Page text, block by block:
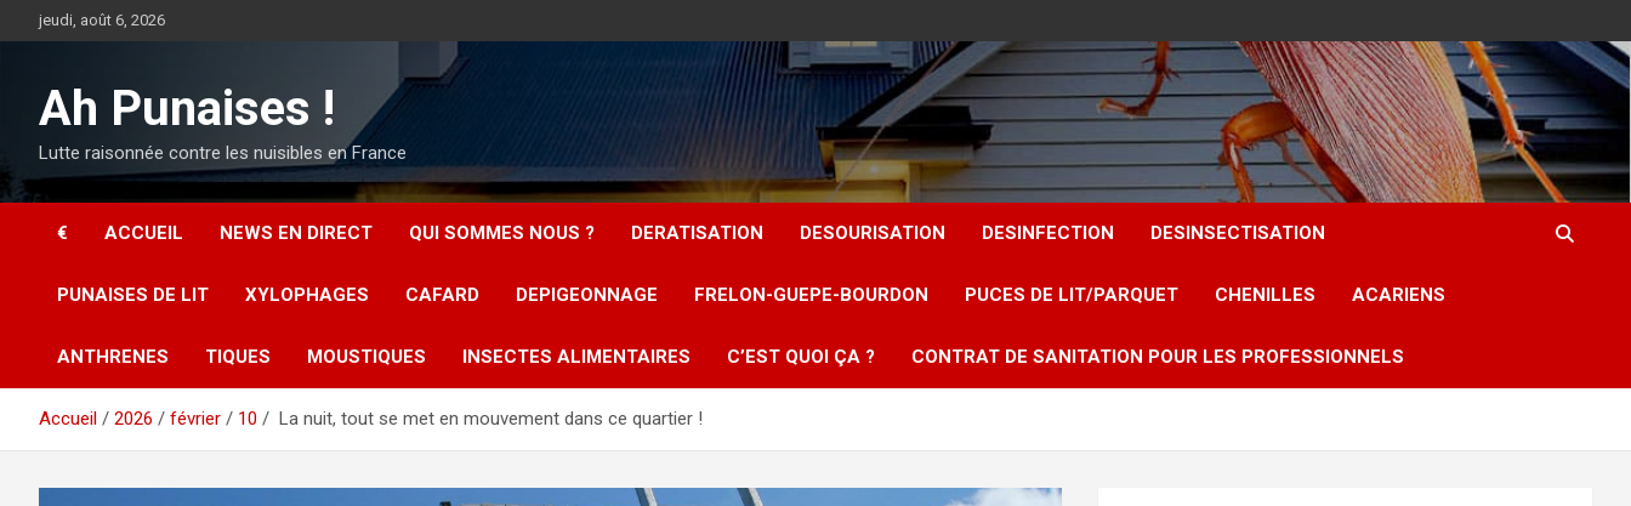
au
jeudi, août 6, 2026
Ah Punaises !
Lutte raisonnée contre les nuisibles en France
€ ACCUEIL NEWS EN DIRECT QUI SOMMES NOUS ? DERATISATION DESOURISATION DESINFECTION DESINSECTISATION
PUNAISES DE LIT XYLOPHAGES CAFARD DEPIGEONNAGE FRELON-GUEPE-BOURDON PUCES DE LIT/PARQUET CHENILLES ACARIENS
ANTHRENES TIQUES MOUSTIQUES INSECTES ALIMENTAIRES C’EST QUOI ÇA ? CONTRAT DE SANITATION POUR LES PROFESSIONNELS
Accueil 2026 février 10 La nuit, tout se met en mouvement dans ce quartier !